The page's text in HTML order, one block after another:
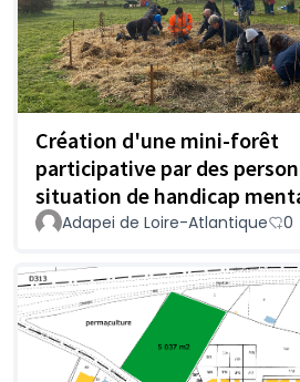
Création d'une mini-forêt
participative par des
situation de handicap
Adapei de Loire-Atlantique 0